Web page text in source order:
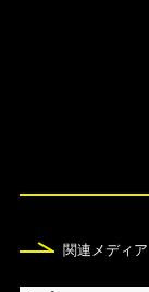
仮想通貨取
関連メディア